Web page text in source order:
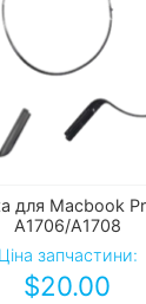
для Macbook
A1706/A1708
Ціна запчастини:
$20.00